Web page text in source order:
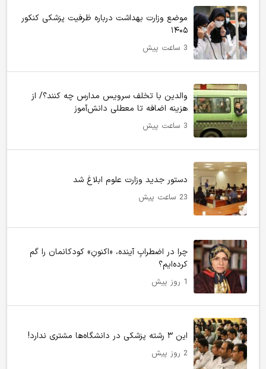
موضع وزارت بهداشت درباره ظرفیت پزشکی کنکور
۱۴۰۵
3 ساعت پیش
والدین با تخلف سرویس مدارس چه کنند؟/ از
هزینه اضافه تا معطلی دانش‌آموز
3 ساعت پیش
دستور جدید وزارت علوم ابلاغ شد
23 ساعت پیش
چرا در اضطرابِ آینده، «اکنونِ» کودکانمان را گم
کرده‌ایم؟
1 روز پیش
این ۳ رشته پزشکی در دانشگاه‌ها مشتری ندارد!
2 روز پیش